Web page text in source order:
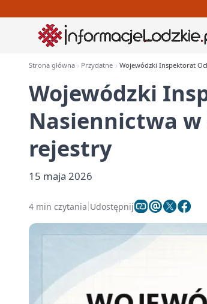
Strona główna Przydatne Wojewódzki Inspektorat
Wojewódzki
Nasiennictwa
rejestry
15 maja 2026
4 min czytania Udostępnij